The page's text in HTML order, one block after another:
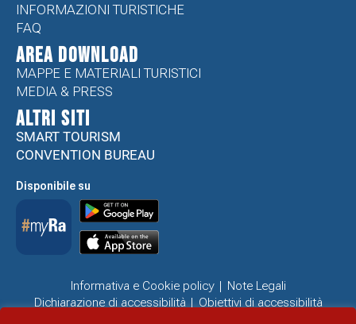
INFORMAZIONI TURISTICHE
FAQ
Area Download
MAPPE E MATERIALI TURISTICI
MEDIA & PRESS
ALTRI SITI
SMART TOURISM
CONVENTION BUREAU
Disponibile su
Informativa e Cookie policy
Note Legali
Dichiarazione di accessibilità
Obiettivi di accessibilità